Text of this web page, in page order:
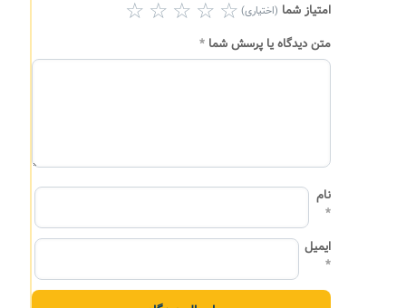
امتیاز شما (اختیاری)
متن دیدگاه یا پرسش شما *
نام
*
ایمیل
*